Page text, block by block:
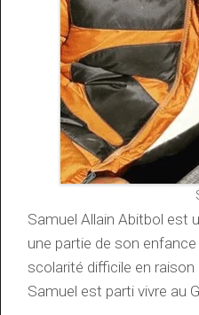
Samuel Allain Abitbol est
une partie de son
scolarité difficile en raison
Samuel est parti vivre au